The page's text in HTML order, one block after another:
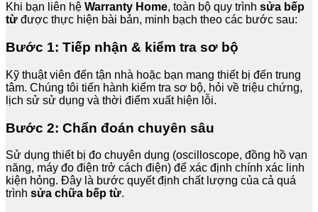
Khi bạn liên hệ Warranty Home, toàn bộ quy trình sửa bếp
từ được thực hiện bài bản, minh bạch theo các bước sau:
Bước 1: Tiếp nhận & kiểm tra sơ bộ
Kỹ thuật viên đến tận nhà hoặc bạn mang thiết bị đến trung
tâm. Chúng tôi tiến hành kiểm tra sơ bộ, hỏi về triệu chứng,
lịch sử sử dụng và thời điểm xuất hiện lỗi.
Bước 2: Chẩn đoán chuyên sâu
Sử dụng thiết bị đo chuyên dụng (oscilloscope, đồng hồ vạn
năng, máy đo điện trở cách điện) để xác định chính xác linh
kiện hỏng. Đây là bước quyết định chất lượng của cả quá
trình sửa chữa bếp từ.